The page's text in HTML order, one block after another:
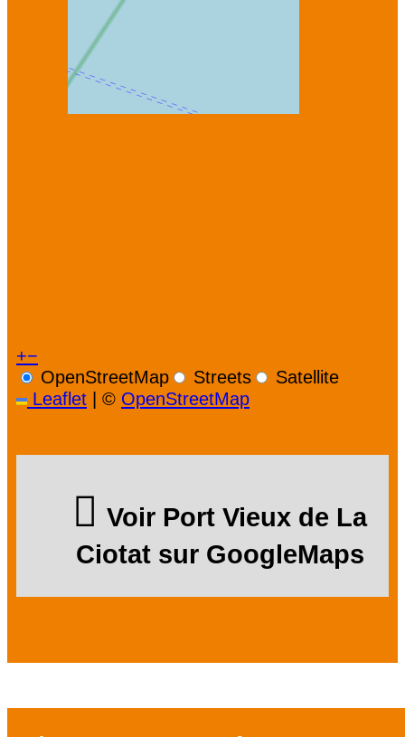
+−
OpenStreetMap
Streets
Satellite
Leaflet | © OpenStreetMap
Voir Port Vieux de La
Ciotat sur GoogleMaps